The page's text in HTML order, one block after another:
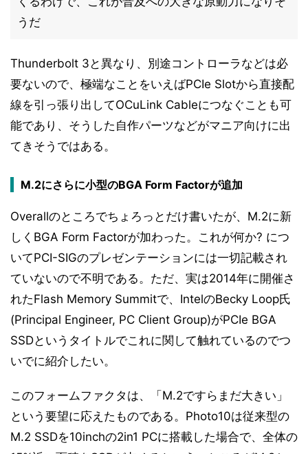
うだ
Thunderbolt 3と異なり、別途コントローラなどは必
要ないので、極端なことをいえばPCIe Slotから直接配
線を引っ張り出してOCuLink Cableにつなぐことも可
能であり、そうした自作パーツなどがマニア向けに出
てきそうではある。
M.2にさらに小型のBGA Form Factorが追加
Overallのところでちょろっとだけ書いたが、M.2に新
しくBGA Form Factorが加わった。これが何か? につ
いてPCI-SIGのプレゼンテーションには一切記載され
ていないので不明である。ただ、実は2014年に開催さ
れたFlash Memory Summitで、IntelのBecky Loop氏
(Principal Engineer, PC Client Group)がPCIe BGA
SSDというタイトルでこれに関して触れているのでつ
いでに紹介したい。
このフォームファクタは、「M.2ですらまだ大きい」
という要望に応えたものである。Photo10は従来型の
M.2 SSDを10inchの2in1 PCに搭載した場合で、全体の